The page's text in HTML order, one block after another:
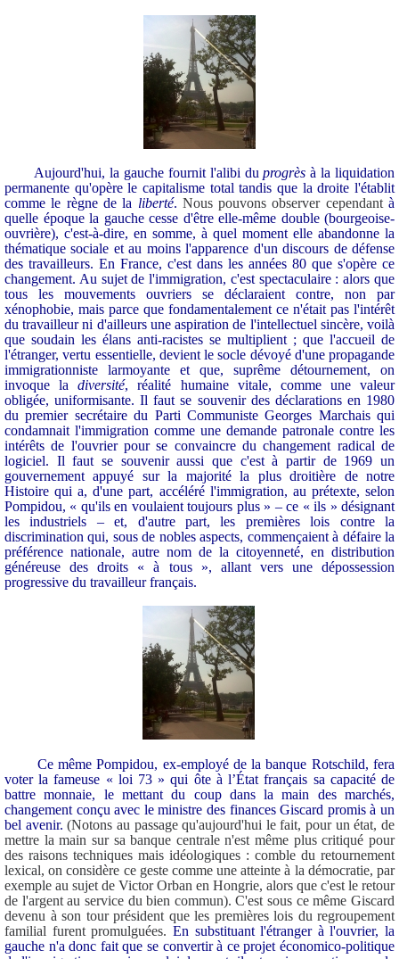
Aujourd'hui, la gauche fournit l'alibi duprogrès à la liquidation
permanente qu'opère le capitalisme total tandis que la droite l'établit
comme le règne de la liberté. Nous pouvons observer cependant à
quelle époque la gauche cesse d'être elle-même double (bourgeoise-
ouvrière), c'est-à-dire, en somme, à quel moment elle abandonne la
thématique sociale et au moins l'apparence d'un discours de défense
des travailleurs. En France, c'est dans les années 80 que s'opère ce
changement. Au sujet de l'immigration, c'est spectaculaire : alors que
tous les mouvements ouvriers se déclaraient contre, non par
xénophobie, mais parce que fondamentalement ce n'était pas l'intérêt
du travailleur ni d'ailleurs une aspiration de l'intellectuel sincère, voilà
que soudain les élans anti-racistes se multiplient ; que l'accueil de
l'étranger, vertu essentielle, devient le socle dévoyé d'une propagande
immigrationniste larmoyante et que, suprême détournement, on
invoque ladiversité, réalité humaine vitale, comme une valeur
obligée, uniformisante. Il faut se souvenir des déclarations en 1980
du premier secrétaire du Parti Communiste Georges Marchais qui
condamnait l'immigration comme une demande patronale contre les
intérêts de l'ouvrier pour se convaincre du changement radical de
logiciel. Il faut se souvenir aussi que c'est à partir de 1969 un
gouvernement appuyé sur la majorité la plus droitière de notre
Histoire qui a, d'une part, accéléré l'immigration, au prétexte, selon
Pompidou, « qu'ils en voulaient toujours plus » – ce « ils » désignant
les industriels – et, d'autre part, les premières lois contre la
discrimination qui, sous de nobles aspects, commençaient à défaire la
préférence nationale, autre nom de la citoyenneté, en distribution
généreuse des droits « à tous », allant vers une dépossession
progressive du travailleur français.
Ce même Pompidou, ex-employé de la banque Rotschild, fera
voter la fameuse « loi 73 » qui ôte à l’État français sa capacité de
battre monnaie, le mettant du coup dans la main des marchés,
changement conçu avec le ministre des finances Giscard promis à un
bel avenir. (Notons au passage qu'aujourd'hui le fait, pour un état, de
mettre la main sur sa banque centrale n'est même plus critiqué pour
des raisons techniques mais idéologiques : comble du retournement
lexical, on considère ce geste comme une atteinte à la démocratie, par
exemple au sujet de Victor Orban en Hongrie, alors que c'est le retour
de l'argent au service du bien commun). C'est sous ce même Giscard
devenu à son tour président que les premières lois du regroupement
familial furent promulguées. En substituant l'étranger à l'ouvrier, la
gauche n'a donc fait que se convertir à ce projet économico-politique